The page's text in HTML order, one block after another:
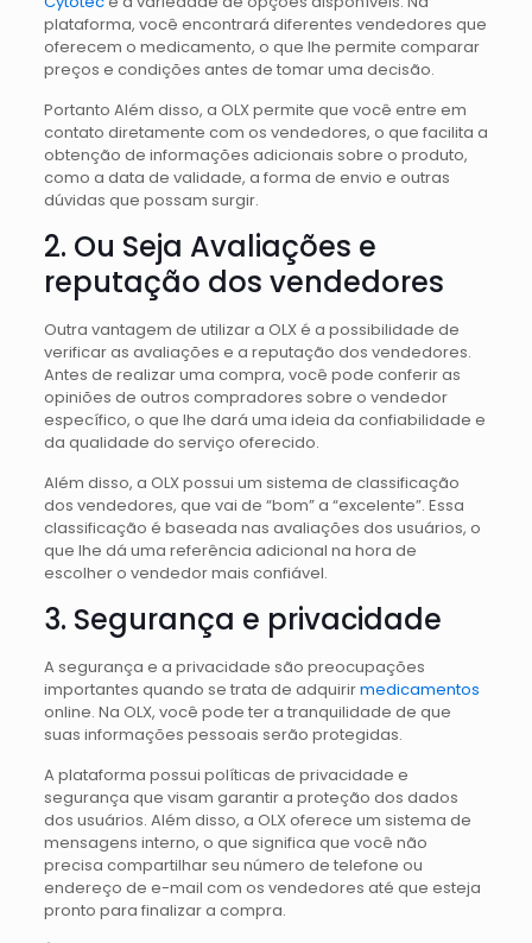
plataforma, você encontrará diferentes vendedores que
oferecem o medicamento, o que lhe permite comparar
preços e condições antes de tomar uma decisão.
Portanto Além disso, a OLX permite que você entre em
contato diretamente com os vendedores, o que facilita a
obtenção de informações adicionais sobre o produto,
como a data de validade, a forma de envio e outras
dúvidas que possam surgir.
2. Ou Seja Avaliações e
reputação dos vendedores
Outra vantagem de utilizar a OLX é a possibilidade de
verificar as avaliações e a reputação dos vendedores.
Antes de realizar uma compra, você pode conferir as
opiniões de outros compradores sobre o vendedor
específico, o que lhe dará uma ideia da confiabilidade e
da qualidade do serviço oferecido.
Além disso, a OLX possui um sistema de classificação
dos vendedores, que vai de “bom” a “excelente”. Essa
classificação é baseada nas avaliações dos usuários, o
que lhe dá uma referência adicional na hora de
escolher o vendedor mais confiável.
3. Segurança e privacidade
A segurança e a privacidade são preocupações
importantes quando se trata de adquirirmedicamentos
online. Na OLX, você pode ter a tranquilidade de que
suas informações pessoais serão protegidas.
A plataforma possui políticas de privacidade e
segurança que visam garantir a proteção dos dados
dos usuários. Além disso, a OLX oferece um sistema de
mensagens interno, o que significa que você não
precisa compartilhar seu número de telefone ou
endereço de e-mail com os vendedores até que esteja
pronto para finalizar a compra.